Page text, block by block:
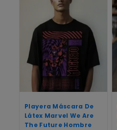
Playera Máscara De
Látex Marvel We Are
The Future Hombre